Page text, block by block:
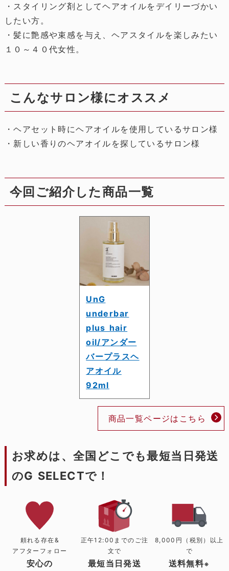
・スタイリング剤としてヘアオイルをデイリーづかい
したい方。
・髪に艶感や束感を与え、ヘアスタイルを楽しみたい
１０～４０代女性。
こんなサロン様にオススメ
・ヘアセット時にヘアオイルを使用しているサロン様
・新しい香りのヘアオイルを探しているサロン様
今回ご紹介した商品一覧
UnG
underbar
plus hair
oil/アンダー
バープラスヘ
アオイル
92ml
商品一覧ページはこちら
お求めは、全国どこでも最短当日発送
のG SELECTで！
頼れる存在&
アフターフォロー
安心の
正午12:00までのご注
文で
最短当日発送
8,000円（税別）以上
で
送料無料※